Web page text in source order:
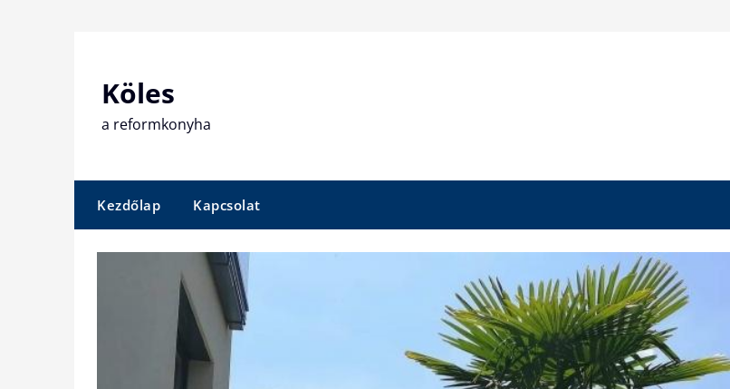
Köles
a reformkonyha
Kezdőlap Kapcsolat